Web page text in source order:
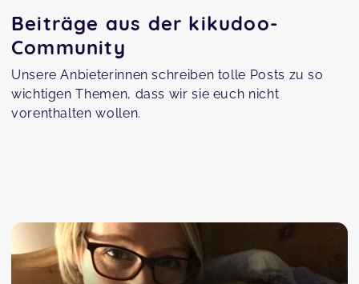
Beiträge aus der kikudoo-
Community
Unsere Anbieterinnen schreiben tolle Posts zu so
wichtigen Themen, dass wir sie euch nicht
vorenthalten wollen.